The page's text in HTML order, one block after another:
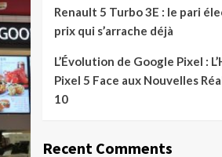
Renault 5 Turbo 3E : le pari
prix qui s’arrache déjà
L’Évolution de Google Pixel :
Pixel 5 Face aux Nouvelles
10
Recent Comments